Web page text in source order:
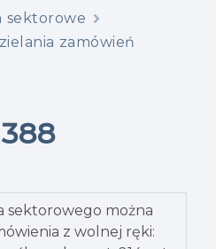
sektorowe
zamówień
sektorowego można
z wolnej ręki: